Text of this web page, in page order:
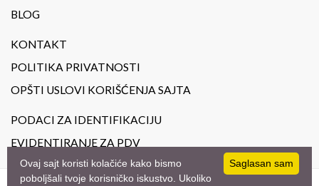
BLOG
KONTAKT
POLITIKA PRIVATNOSTI
OPŠTI USLOVI KORIŠĆENJA SAJTA
PODACI ZA IDENTIFIKACIJU
EVIDENTIRANJE ZA PDV
Saglasan sam
Ovaj sajt koristi kolačiće kako bismo
poboljšali tvoje korisničko iskustvo. Ukoliko